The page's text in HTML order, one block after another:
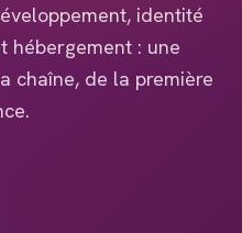
identité
hébergement : une
chaîne, de la première